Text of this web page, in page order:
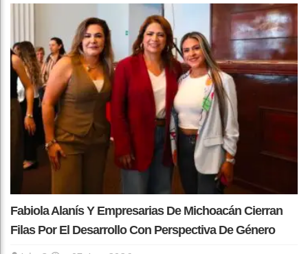
Fabiola Alanís Y Empresarias De Michoacán Cierran
Filas Por El Desarrollo Con Perspectiva De Género